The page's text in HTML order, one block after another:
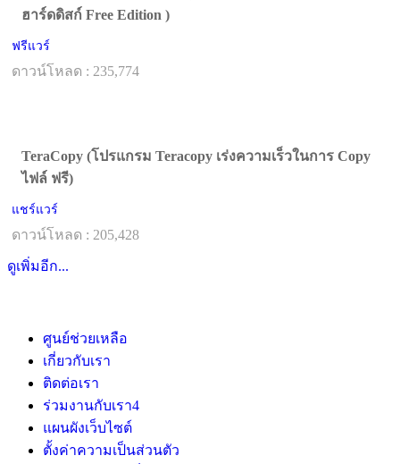
ฮาร์ดดิสก์ Free Edition )
ฟรีแวร์
ดาวน์โหลด : 235,774
TeraCopy (โปรแกรม Teracopy เร่งความเร็วในการ Copy
ไฟล์ ฟรี)
แชร์แวร์
ดาวน์โหลด : 205,428
ดูเพิ่มอีก...
ศูนย์ช่วยเหลือ
เกี่ยวกับเรา
ติดต่อเรา
ร่วมงานกับเรา4
แผนผังเว็บไซต์
ตั้งค่าความเป็นส่วนตัว